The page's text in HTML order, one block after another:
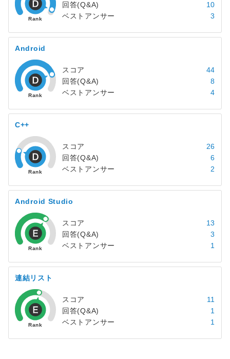
回答(Q&A)
10
ベストアンサー
3
Android
スコア
44
回答(Q&A)
8
ベストアンサー
4
C++
スコア
26
回答(Q&A)
6
ベストアンサー
2
Android Studio
スコア
13
回答(Q&A)
3
ベストアンサー
1
連結リスト
スコア
11
回答(Q&A)
1
ベストアンサー
1